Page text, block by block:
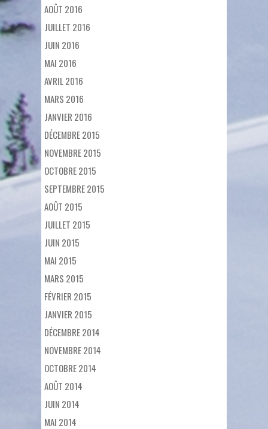
AOÛT 2016
JUILLET 2016
JUIN 2016
MAI 2016
AVRIL 2016
MARS 2016
JANVIER 2016
DÉCEMBRE 2015
NOVEMBRE 2015
OCTOBRE 2015
SEPTEMBRE 2015
AOÛT 2015
JUILLET 2015
JUIN 2015
MAI 2015
MARS 2015
FÉVRIER 2015
JANVIER 2015
DÉCEMBRE 2014
NOVEMBRE 2014
OCTOBRE 2014
AOÛT 2014
JUIN 2014
MAI 2014